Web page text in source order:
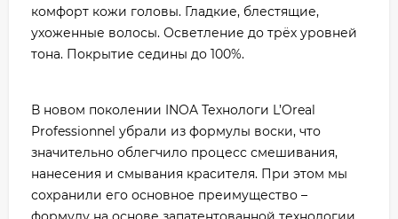
комфорт кожи головы. Гладкие, блестящие,
ухоженные волосы. Осветление до трёх уровней
тона. Покрытие седины до 100%.
В новом поколении INOA Технологи L’Oreal
Professionnel убрали из формулы воски, что
значительно облегчило процесс смешивания,
нанесения и смывания красителя. При этом мы
сохранили его основное преимущество –